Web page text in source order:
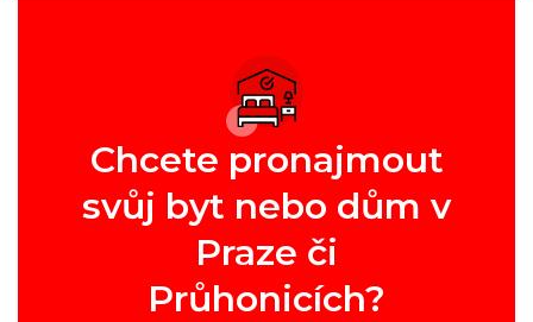
Chcete pronajmout
svůj byt nebo dům v
Praze či
Průhonicích?